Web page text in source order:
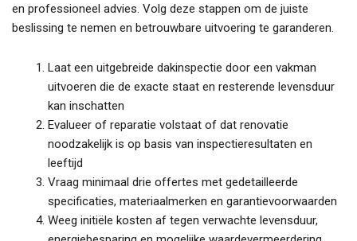
en professioneel advies. Volg deze stappen om de juiste
beslissing te nemen en betrouwbare uitvoering te garanderen.
Laat een uitgebreide dakinspectie door een vakman
uitvoeren die de exacte staat en resterende levensduur
kan inschatten
Evalueer of reparatie volstaat of dat renovatie
noodzakelijk is op basis van inspectieresultaten en
leeftijd
Vraag minimaal drie offertes met gedetailleerde
specificaties, materiaalmerken en garantievoorwaarden
Weeg initiële kosten af tegen verwachte levensduur,